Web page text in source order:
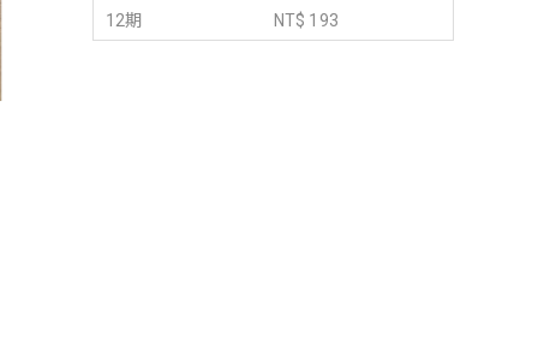
12期
NT$ 193